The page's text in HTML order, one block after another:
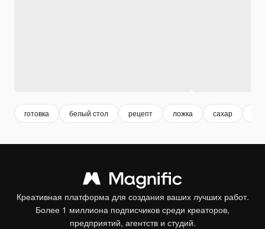
готовка белый стол рецепт ложка сахар
Креативная платформа для создания ваших лучших работ.
Более 1 миллиона подписчиков среди креаторов,
предприятий, агентств и студий.